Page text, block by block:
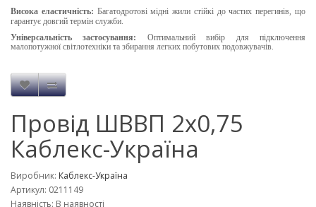
Висока еластичність: Багатодротові мідні жили стійкі до частих перегинів, що
гарантує довгий термін служби.
Універсальність застосування:
Оптимальний вибір для підключення
малопотужної світлотехніки та збирання легких побутових подовжувачів.
Провід ШВВП 2x0,75
Каблекс-Україна
Виробник: Каблекс-Україна
Артикул: 0211149
Наявність: В наявності